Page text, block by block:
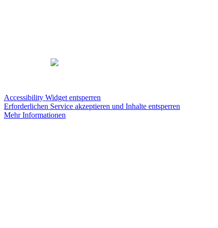
Accessibility Widget entsperren
Erforderlichen Service akzeptieren und Inhalte entsperren
Mehr Informationen